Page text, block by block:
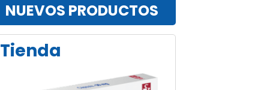
NUEVOS PRODUCTOS
Tienda